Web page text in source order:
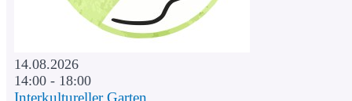
14.08.2026
14:00 - 18:00
Interkultureller Garten